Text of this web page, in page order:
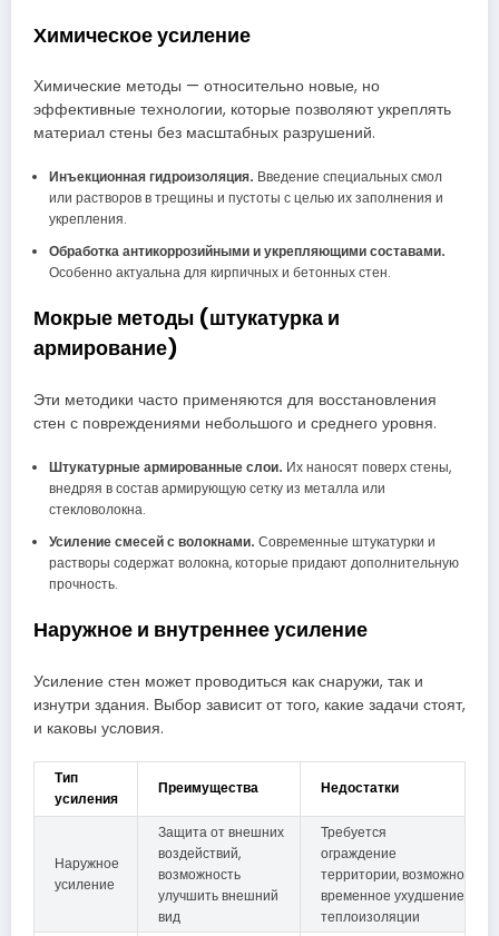
Химическое усиление
Химические методы — относительно новые, но
эффективные технологии, которые позволяют укреплять
материал стены без масштабных разрушений.
Инъекционная гидроизоляция. Введение специальных смол
или растворов в трещины и пустоты с целью их заполнения и
укрепления.
Обработка антикоррозийными и укрепляющими составами.
Особенно актуальна для кирпичных и бетонных стен.
Мокрые методы (штукатурка и
армирование)
Эти методики часто применяются для восстановления
стен с повреждениями небольшого и среднего уровня.
Штукатурные армированные слои. Их наносят поверх стены,
внедряя в состав армирующую сетку из металла или
стекловолокна.
Усиление смесей с волокнами. Современные штукатурки и
растворы содержат волокна, которые придают дополнительную
прочность.
Наружное и внутреннее усиление
Усиление стен может проводиться как снаружи, так и
изнутри здания. Выбор зависит от того, какие задачи стоят,
и каковы условия.
Тип
усиления
Преимущества Недостатки
Наружное
усиление
Защита от внешних
воздействий,
возможность
улучшить внешний
вид
Требуется
ограждение
территории, возможно
временное ухудшение
теплоизоляции